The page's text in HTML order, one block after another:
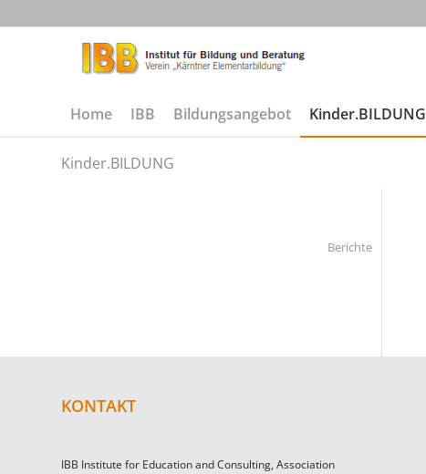
Home IBB Bildungsangebot Kinder.BILDUNG
Kinder.BILDUNG
Berichte
KONTAKT
IBB Institute for Education and Consulting, Association